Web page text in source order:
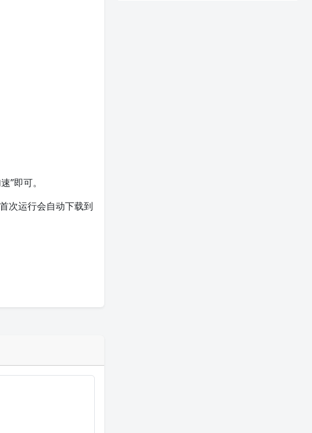
”即可。
次运行会自动下载到